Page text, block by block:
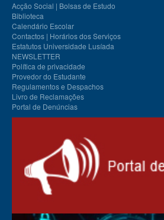
Acção Social | Bolsas de Estudo
Biblioteca
Calendário Escolar
Contactos | Horários dos Serviços
Estatutos Universidade Lusíada
NEWSLETTER
Política de privacidade
Provedor do Estudante
Regulamentos e Despachos
Livro de Reclamações
Portal de Denúncias